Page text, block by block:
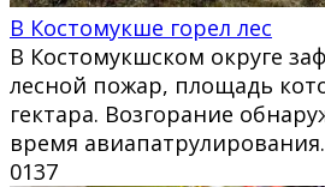
В Костомукше горел лес
В Костомукшском округе
лесной пожар, площадь
гектара. Возгорание
время авиапатрулирования.
0137